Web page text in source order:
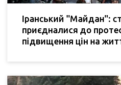
Іранський "Майдан":
приєдналися до
підвищення цін на